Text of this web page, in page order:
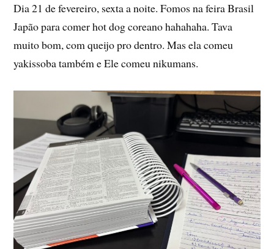
Dia 21 de fevereiro, sexta a noite. Fomos na feira Brasil
Japão para comer hot dog coreano hahahaha. Tava
muito bom, com queijo pro dentro. Mas ela comeu
yakissoba também e Ele comeu nikumans.